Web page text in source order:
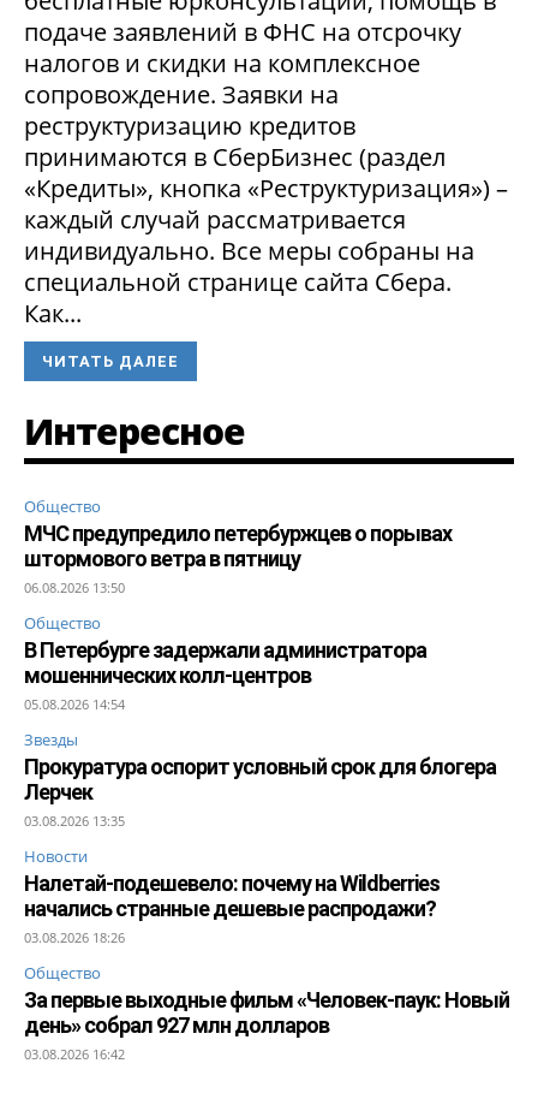
подаче заявлений в ФНС на отсрочку
налогов и скидки на комплексное
сопровождение. Заявки на
реструктуризацию кредитов
принимаются в СберБизнес (раздел
«Кредиты», кнопка «Реструктуризация») –
каждый случай рассматривается
индивидуально. Все меры собраны на
специальной странице сайта Сбера.
Как...
ЧИТАТЬ ДАЛЕЕ
Интересное
Общество
МЧС предупредило петербуржцев о порывах
штормового ветра в пятницу
06.08.2026 13:50
Общество
В Петербурге задержали администратора
мошеннических колл-центров
05.08.2026 14:54
Звезды
Прокуратура оспорит условный срок для блогера
Лерчек
03.08.2026 13:35
Новости
Налетай-подешевело: почему на Wildberries
начались странные дешевые распродажи?
03.08.2026 18:26
Общество
За первые выходные фильм «Человек-паук: Новый
день» собрал 927 млн долларов
03.08.2026 16:42